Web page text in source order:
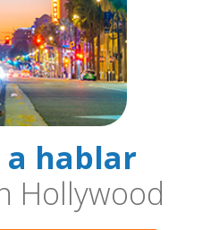
hablar
Hollywood